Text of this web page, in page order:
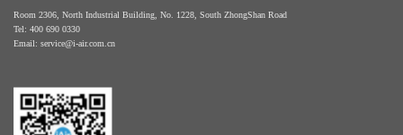
Room 2306, North Industrial Building, No. 1228, South ZhongShan Road
Tel: 400 690 0330
Email: service@i-air.com.cn